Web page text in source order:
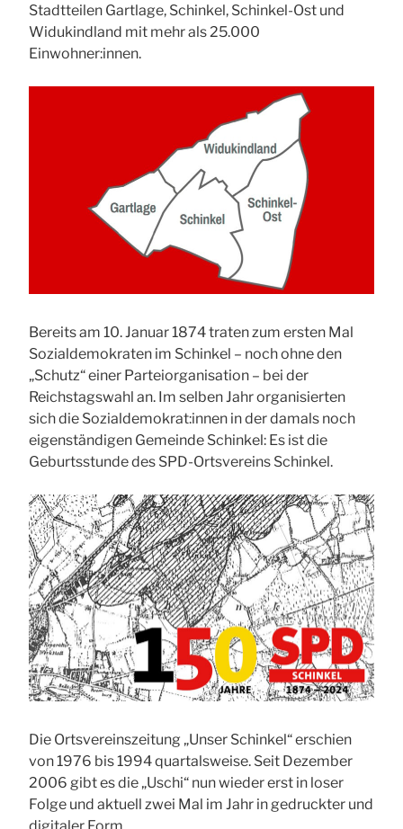
Stadtteilen Gartlage, Schinkel, Schinkel-Ost und
Widukindland mit mehr als 25.000
Einwohner:innen.
Bereits am 10. Januar 1874 traten zum ersten Mal
Sozialdemokraten im Schinkel – noch ohne den
„Schutz“ einer Parteiorganisation – bei der
Reichstagswahl an. Im selben Jahr organisierten
sich die Sozialdemokrat:innen in der damals noch
eigenständigen Gemeinde Schinkel: Es ist die
Geburtsstunde des SPD-Ortsvereins Schinkel.
Die Ortsvereinszeitung „Unser Schinkel“ erschien
von 1976 bis 1994 quartalsweise. Seit Dezember
2006 gibt es die „Uschi“ nun wieder erst in loser
Folge und aktuell zwei Mal im Jahr in gedruckter und